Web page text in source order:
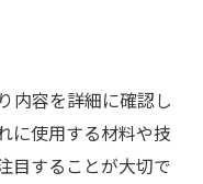
内容を詳細に確認し
に使用する材料や技
目することが大切で